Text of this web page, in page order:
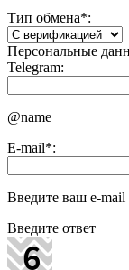
Тип обмена*:
Персональные
Telegram:
@name
E-mail*:
Введите ваш e-mail
Введите ответ